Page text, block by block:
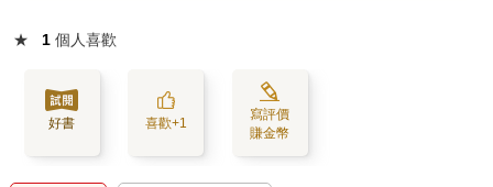
★ 1 個人喜歡
好書 喜歡+1
寫評價
賺金幣